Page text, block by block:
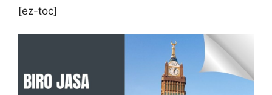
[ez-toc]